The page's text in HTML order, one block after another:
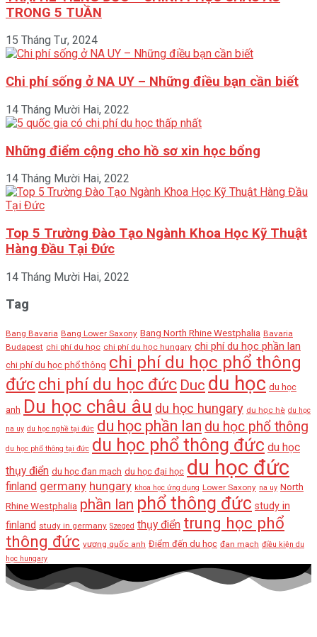
TRONG 5 TUẦN
15 Tháng Tư, 2024
Chi phí sống ở NA UY – Những điều bạn cần biết
14 Tháng Mười Hai, 2022
Những điểm cộng cho hồ sơ xin học bổng
14 Tháng Mười Hai, 2022
Top 5 Trường Đào Tạo Ngành Khoa Học Kỹ Thuật
Hàng Đầu Tại Đức
14 Tháng Mười Hai, 2022
Tag
Bang Bavaria Bang Lower Saxony Bang North Rhine Westphalia Bavaria
Budapest chi phí du học chi phí du học hungary chi phí du học phần lan
chi phí du học phổ thông chi phí du học phổ thông
đức chi phí du học đức Duc du học du học
anh Du học châu âu du học hungary du học hè du học
na uy du học nghề tại đức du học phần lan du học phổ thông
du học phổ thông tại đức du học phổ thông đức du học
thụy điển du học đan mạch du học đại học du học đức
finland germany hungary khoa học ứng dụng Lower Saxony na uy North
Rhine Westphalia phần lan phổ thông đức study in
finland study in germany Szeged thụy điển trung học phổ
thông đức vương quốc anh Điểm đến du học đan mạch điều kiện du
học hungary